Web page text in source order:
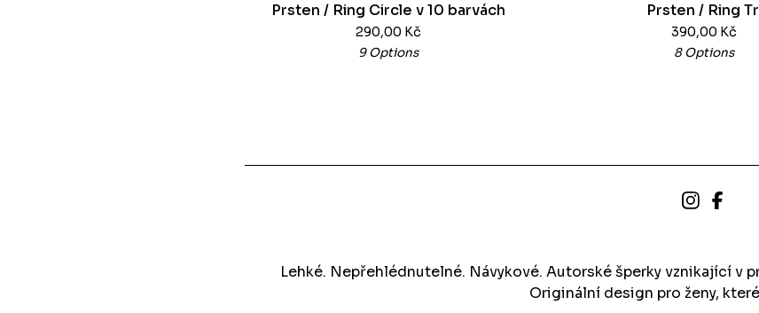
Prsten / Ring Circle v 10 barvách
290,00 Kč
9 Options
Prsten / Ring
390,00 Kč
8 Options
Lehké. Nepřehlédnutelné. Návykové. Autorské šperky vznikající v
Originální design pro ženy,